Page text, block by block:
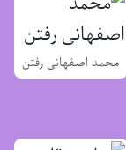
محمد اصفهانی رفتن